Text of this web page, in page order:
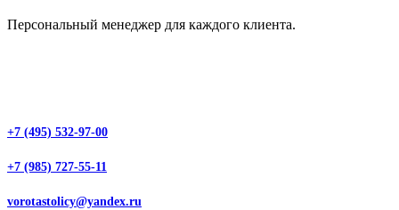
Персональный менеджер для каждого клиента.
+7 (495) 532-97-00
+7 (985) 727-55-11
vorotastolicy@yandex.ru